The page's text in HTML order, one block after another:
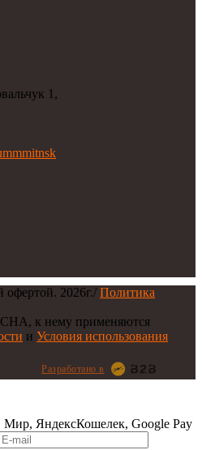
1,
офертой. 2026г./ Политика
к нему применяются
и Условия использования
Разработано в
Мир, ЯндексКошелек, Google Pay